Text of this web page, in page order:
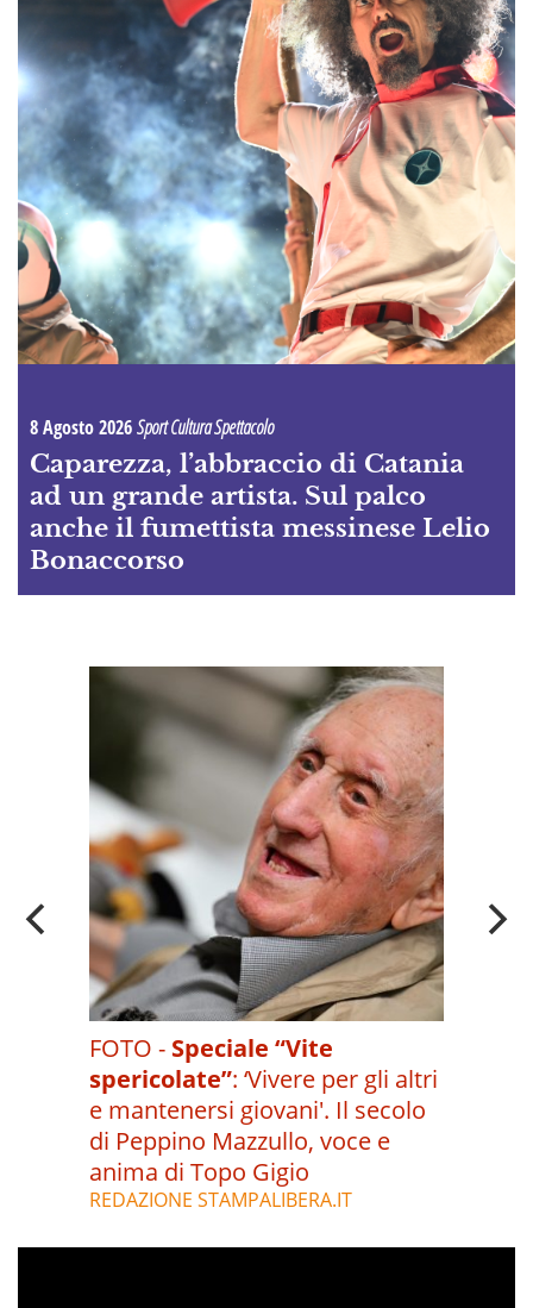
8 Agosto 2026Sport Cultura Spettacolo
Caparezza, l’abbraccio di Catania
ad un grande artista. Sul palco
anche il fumettista messinese Lelio
Bonaccorso
FOTO - Speciale “Vite
spericolate”: ‘Vivere per gli altri
e mantenersi giovani'. Il secolo
di Peppino Mazzullo, voce e
anima di Topo Gigio
REDAZIONE STAMPALIBERA.IT